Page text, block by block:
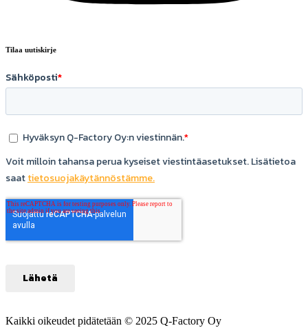
Tilaa uutiskirje
Kaikki oikeudet pidätetään © 2025 Q-Factory Oy